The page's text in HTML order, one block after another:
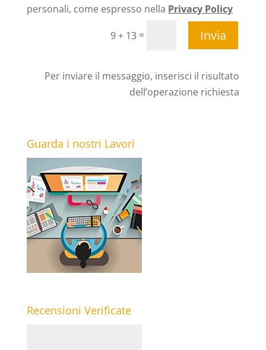
personali, come espresso nella Privacy Policy
9 + 13 = Invia
Per inviare il messaggio, inserisci il risultato
dell’operazione richiesta
Guarda i nostri Lavori
Recensioni Verificate